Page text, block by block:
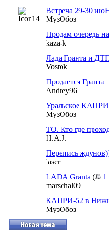
Встреча 29-30
МузОбоз
Продам очередь
kaza-k
Лада Гранта и
Vostok
Продается Гранта
Andrey96
Уральское
МузОбоз
ТО. Кто где
H.A.J.
Перепись
laser
LADA Granta ( 1
marschal09
КАПРИ-52 в
МузОбоз